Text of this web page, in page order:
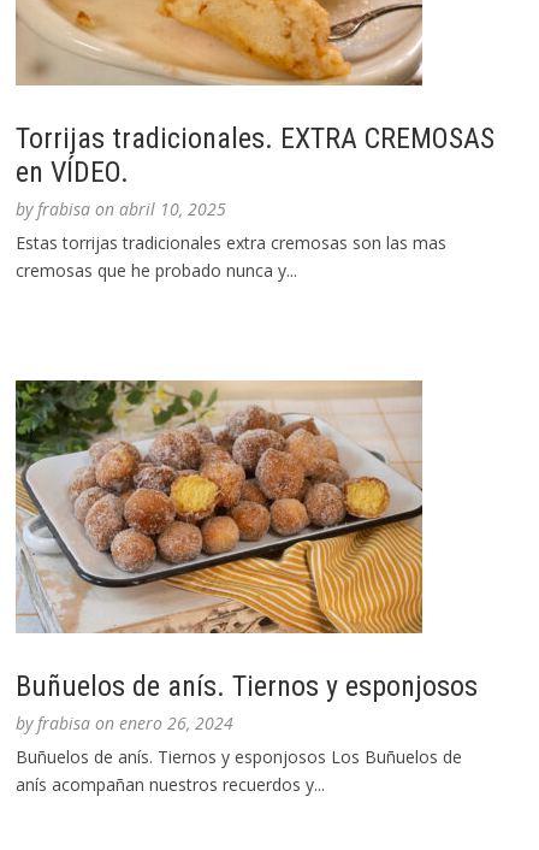
Torrijas tradicionales. EXTRA CREMOSAS
en VÍDEO.
byfrabisa onabril 10, 2025
Estas torrijas tradicionales extra cremosas son las mas
cremosas que he probado nunca y...
Buñuelos de anís. Tiernos y esponjosos
byfrabisa onenero 26, 2024
Buñuelos de anís. Tiernos y esponjosos Los Buñuelos de
anís acompañan nuestros recuerdos y...